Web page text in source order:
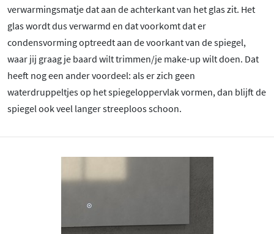
verwarmingsmatje dat aan de achterkant van het glas zit. Het
glas wordt dus verwarmd en dat voorkomt dat er
condensvorming optreedt aan de voorkant van de spiegel,
waar jij graag je baard wilt trimmen/je make-up wilt doen. Dat
heeft nog een ander voordeel: als er zich geen
waterdruppeltjes op het spiegeloppervlak vormen, dan blijft de
spiegel ook veel langer streeploos schoon.